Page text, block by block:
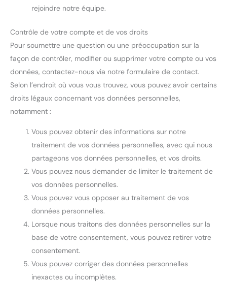
rejoindre notre équipe.
Contrôle de votre compte et de vos droits
Pour soumettre une question ou une préoccupation sur la
façon de contrôler, modifier ou supprimer votre compte ou vos
données, contactez-nous via notre formulaire de contact.
Selon l’endroit où vous vous trouvez, vous pouvez avoir certains
droits légaux concernant vos données personnelles,
notamment :
Vous pouvez obtenir des informations sur notre
traitement de vos données personnelles, avec qui nous
partageons vos données personnelles, et vos droits.
Vous pouvez nous demander de limiter le traitement de
vos données personnelles.
Vous pouvez vous opposer au traitement de vos
données personnelles.
Lorsque nous traitons des données personnelles sur la
base de votre consentement, vous pouvez retirer votre
consentement.
Vous pouvez corriger des données personnelles
inexactes ou incomplètes.